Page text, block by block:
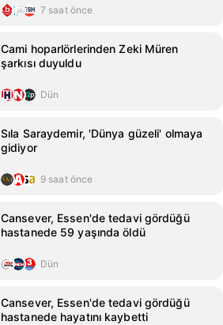
7 saat önce
Cami hoparlörlerinden Zeki Müren
şarkısı duyuldu
Dün
Sıla Saraydemir, 'Dünya güzeli' olmaya
gidiyor
9 saat önce
Cansever, Essen'de tedavi gördüğü
hastanede 59 yaşında öldü
Dün
Cansever, Essen'de tedavi gördüğü
hastanede hayatını kaybetti